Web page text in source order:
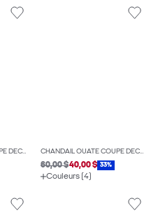
CHANDAIL OUATÉ COUPE DÉCONTRACTÉE CHANDAIL OUATÉ COUPE DÉCONTRACTÉE
60,00 $40,00 $ 33%
Couleurs (4)